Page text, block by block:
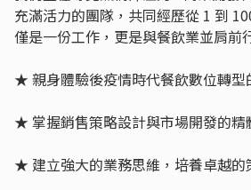
充滿活力的團隊，共同經歷從 1 到
僅是一份工作，更是與餐飲業並肩前
★ 親身體驗後疫情時代餐飲數位轉型
★ 掌握銷售策略設計與市場開發的精
★ 建立強大的業務思維，培養卓越的